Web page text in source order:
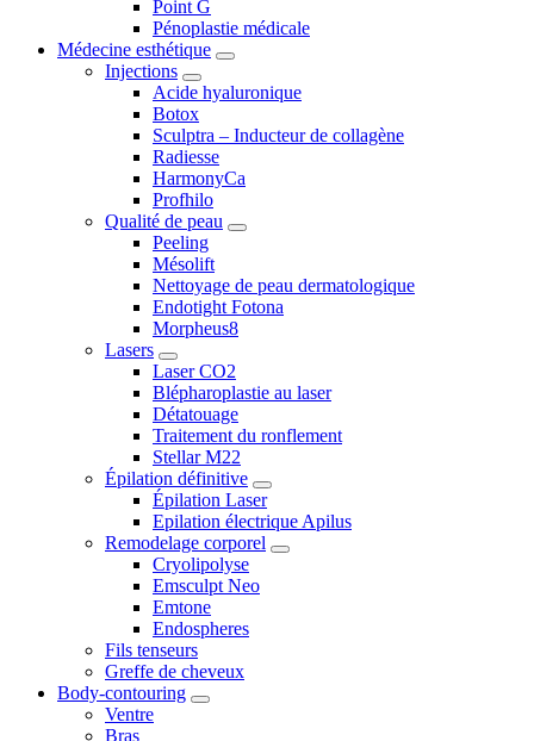
Point G
Pénoplastie médicale
Médecine esthétique
Injections
Acide hyaluronique
Botox
Sculptra – Inducteur de collagène
Radiesse
HarmonyCa
Profhilo
Qualité de peau
Peeling
Mésolift
Nettoyage de peau dermatologique
Endotight Fotona
Morpheus8
Lasers
Laser CO2
Blépharoplastie au laser
Détatouage
Traitement du ronflement
Stellar M22
Épilation définitive
Épilation Laser
Epilation électrique Apilus
Remodelage corporel
Cryolipolyse
Emsculpt Neo
Emtone
Endospheres
Fils tenseurs
Greffe de cheveux
Body-contouring
Ventre
Bras